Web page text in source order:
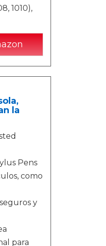
1010),
la
Pens
como
y
para